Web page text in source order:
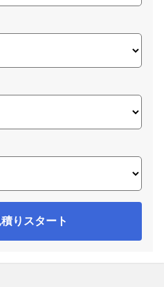
積りスタート